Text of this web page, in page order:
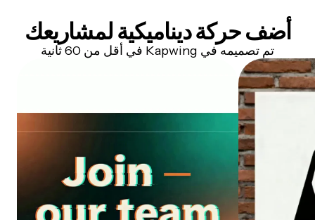
أضف حركة ديناميكية لمشاريعك
تم تصميمه في Kapwing في أقل من 60 ثانية